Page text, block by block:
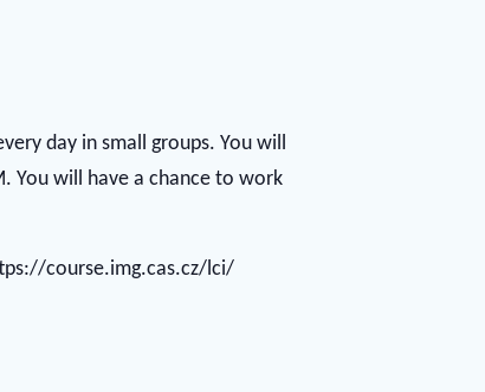
day in small groups. You will
You will have a chance to work
course.img.cas.cz/lci/